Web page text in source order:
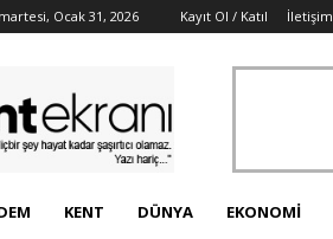
Ocak 31, 2026 Kayıt Ol / Katıl İletişim
Ekranı
KENT DÜNYA EKONOMI